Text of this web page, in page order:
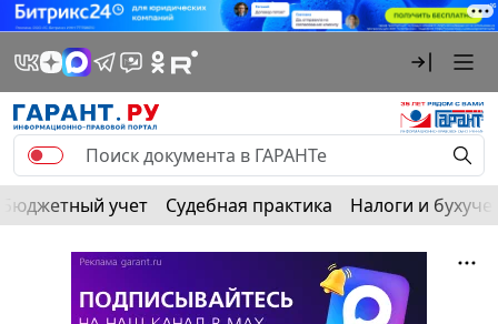
Бюджетный учет Судебная практика Налоги и